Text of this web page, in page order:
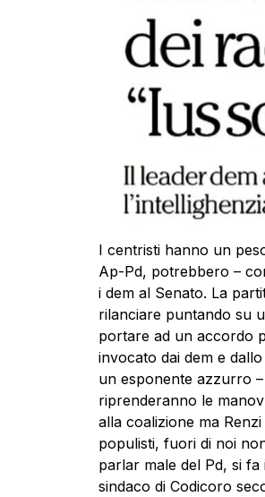
I centristi hanno un
Ap-Pd, potrebbero –
i dem al Senato. La
rilanciare puntando su
portare ad un accordo
invocato dai dem e
un esponente azzurro –
riprenderanno le
alla coalizione ma
populisti, fuori di noi
parlar male del Pd, si fa
sindaco di Codicoro